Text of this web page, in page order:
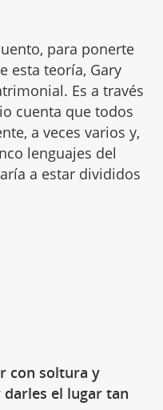
para ponerte
esta teoría, Gary
Es a través
cuenta que todos
a veces varios y,
lenguajes del
a estar divididos
con soltura y
el lugar tan